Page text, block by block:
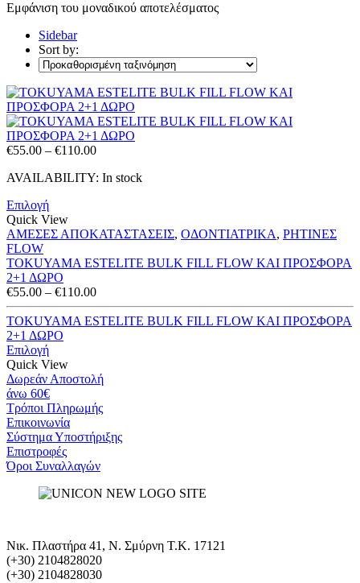
Εμφάνιση του μοναδικού αποτελέσματος
Sidebar
Sort by:
€55.00 – €110.00Price
€55.00
AVAILABILITY: In stock
Επιλογή
Quick View
ΑΜΕΣΕΣ ΑΠΟΚΑΤΑΣΤΑΣΕΙΣ, ΟΔΟΝΤΙΑΤΡΙΚΑ, ΡΗΤΙΝΕΣ
FLOW
TOKUYAMA ESTELITE BULK FILL FLOW ΚΑΙ ΠΡΟΣΦΟΡΑ
2+1 ΔΩΡΟ
€55.00 – €110.00Price
range:
€55.00
TOKUYAMA ESTELITE BULK FILL FLOW ΚΑΙ ΠΡΟΣΦΟΡΑ
2+1 ΔΩΡΟ
Επιλογή
Quick View
Δωρεάν Αποστολή
άνω 60€
Τρόποι Πληρωμής
Eπικοινωνία
Σύστημα Υποστήριξης
Επιστροφές
Όροι Συναλλαγών
Νικ. Πλαστήρα 41, Ν. Σμύρνη T.K. 17121
(+30) 2104828020
(+30) 2104828030